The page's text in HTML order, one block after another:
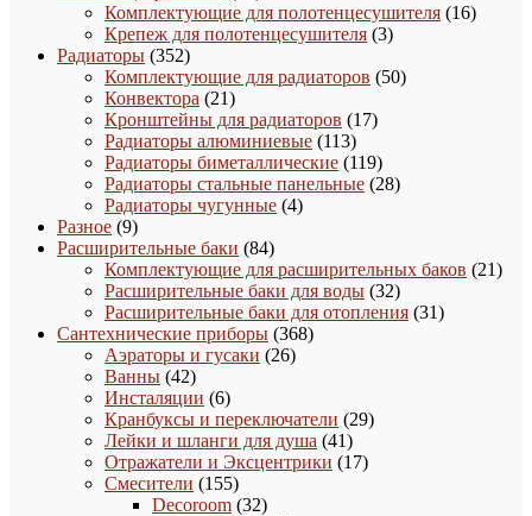
товаров
Комплектующие для полотенцесушителя 1616
Крепеж для полотенцесушителя 33
Радиаторы 352352
товара
Комплектующие для радиаторов 5050
Конвектора 2121
товар
Кронштейны для радиаторов 1717
Радиаторы алюминиевые 113113
товаров
Радиаторы биметаллические 119119
товаров
Радиаторы стальные панельные 2828
Радиаторы чугунные 44
Разное 99
товаров
Расширительные баки 8484
товара
Комплектующие для расширительных баков 2121
Расширительные баки для воды 3232
товара
Расширительные баки для отопления 3131
Сантехнические приборы 368368
Аэраторы и гусаки 2626
Ванны 4242
товара
Инсталяции 66
товаров
Кранбуксы и переключатели 2929
Лейки и шланги для душа 4141
товар
Отражатели и Эксцентрики 1717
Смесители 155155
товаров
Decoroom 3232